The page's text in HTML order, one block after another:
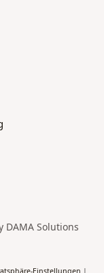
Solutions
Einstellungen |